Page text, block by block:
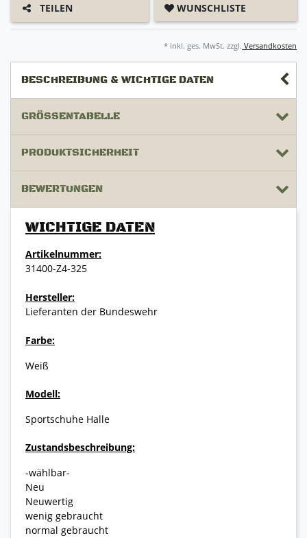
TEILEN WUNSCHLISTE
* inkl. ges. MwSt. zzgl. Versandkosten
BESCHREIBUNG & WICHTIGE DATEN
GRÖSSENTABELLE
PRODUKTSICHERHEIT
BEWERTUNGEN
WICHTIGE DATEN
Artikelnummer:
31400-Z4-325
Hersteller:
Lieferanten der Bundeswehr
Farbe:
Weiß
Modell:
Sportschuhe Halle
Zustandsbeschreibung:
-wählbar-
Neu
Neuwertig
wenig gebraucht
normal gebraucht